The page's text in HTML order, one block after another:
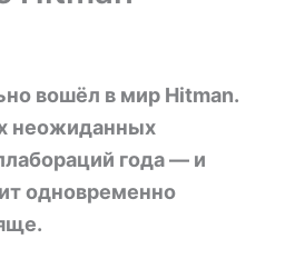
вошёл в мир Hitman.
неожиданных
года — и
одновременно